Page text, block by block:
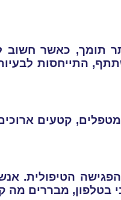
תומך, כאשר חשוב
התייחסות
קטעים
הטיפולית.
בטלפון, מבררים